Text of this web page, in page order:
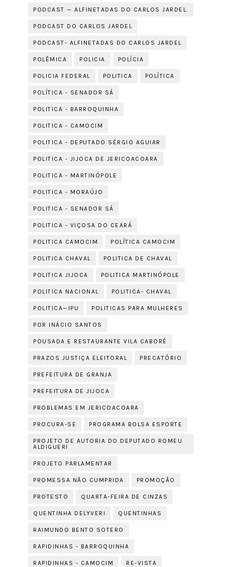
PODCAST — ALFINETADAS DO CARLOS JARDEL.
PODCAST DO CARLOS JARDEL
PODCAST- ALFINETADAS DO CARLOS JARDEL
POLÊMICA POLICIA POLÍCIA
POLICIA FEDERAL POLITICA POLÍTICA
POLÍTICA - SENADOR SÁ
POLITICA - BARROQUINHA
POLITICA - CAMOCIM
POLITICA - DEPUTADO SÉRGIO AGUIAR
POLITICA - JIJOCA DE JERICOACOARA
POLITICA - MARTINÓPOLE
POLITICA - MORAÚJO
POLITICA - SENADOR SÁ
POLITICA - VIÇOSA DO CEARÁ
POLITICA CAMOCIM POLÍTICA CAMOCIM
POLITICA CHAVAL POLITICA DE CHAVAL
POLITICA JIJOCA POLITICA MARTINÓPOLE
POLITICA NACIONAL POLITICA- CHAVAL
POLITICA—IPU POLITICAS PARA MULHERES
POR INÁCIO SANTOS
POUSADA E RESTAURANTE VILA CABORÉ
PRAZOS JUSTIÇA ELEITORAL PRECATÓRIO
PREFEITURA DE GRANJA
PREFEITURA DE JIJOCA
PROBLEMAS EM JERICOACOARA
PROCURA-SE PROGRAMA BOLSA ESPORTE
PROJETO DE AUTORIA DO DEPUTADO ROMEU
ALDIGUERI
PROJETO PARLAMENTAR
PROMESSA NÃO CUMPRIDA PROMOÇÃO
PROTESTO QUARTA-FEIRA DE CINZAS
QUENTINHA DELYVERI QUENTINHAS
RAIMUNDO BENTO SOTERO
RAPIDINHAS - BARROQUINHA
RAPIDINHAS - CAMOCIM RE-VISTA